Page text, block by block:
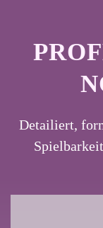
Detailiert,